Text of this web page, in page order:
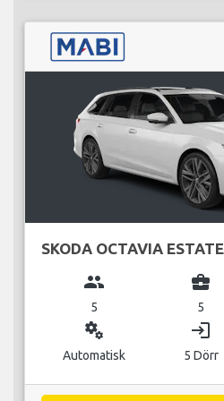
SKODA OCTAVIA ESTATE
group
5
business_center
5
miscellaneous_services
Automatisk
login
5 Dörr